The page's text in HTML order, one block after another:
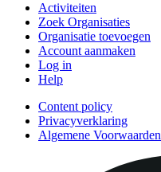
Activiteiten
Zoek Organisaties
Organisatie toevoegen
Account aanmaken
Log in
Help
Content policy
Privacyverklaring
Algemene Voorwaarden